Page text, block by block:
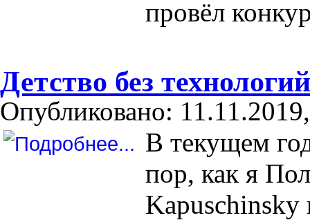
провёл
Детство без технологий
Опубликовано:
В текущем
пор, как я
Kapuschinsky